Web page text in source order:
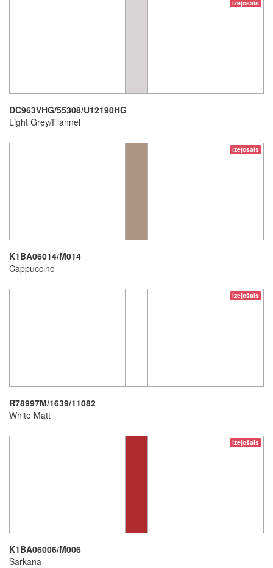
izejošais
DC963VHG/55308/U12190HG
Light Grey/Flannel
izejošais
K1BA06014/M014
Cappuccino
izejošais
R78997M/1639/11082
White Matt
izejošais
K1BA06006/M006
Sarkana